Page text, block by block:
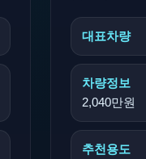
대표차량
차량정보
2,040만원
추천용도